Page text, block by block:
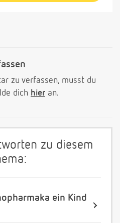
zu verfassen, musst du
dich hier an.
zu diesem
ein Kind